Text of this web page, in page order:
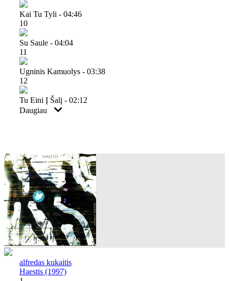
Kai Tu Tyli - 04:46
10
Su Saule - 04:04
11
Ugninis Kamuolys - 03:38
12
Tu Eini Į Šalį - 02:12
Daugiau
alfredas kukaitis
Haestis (1997)